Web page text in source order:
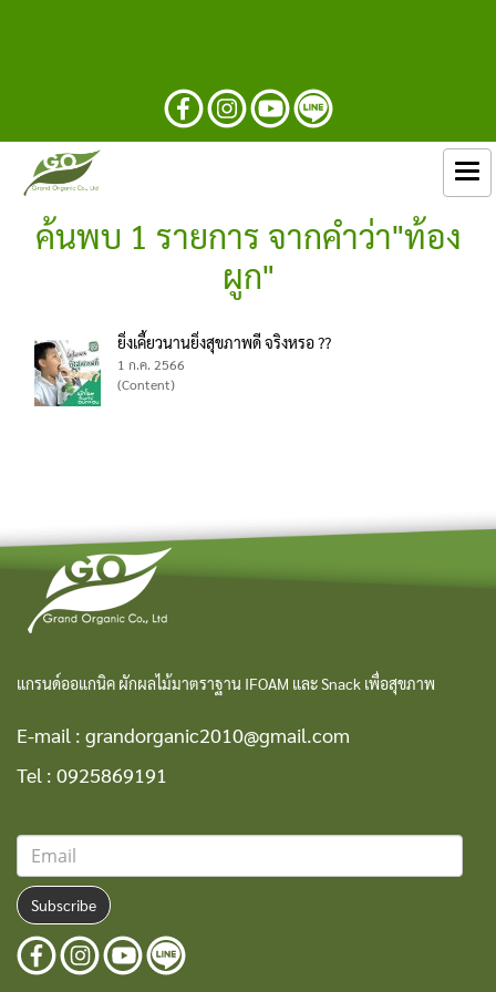
ค้นพบ 1 รายการ จากคำว่า"ท้อง
ผูก"
ยิ่งเคี้ยวนานยิ่งสุขภาพดี จริงหรอ ??
1 ก.ค. 2566
(Content)
แกรนด์ออแกนิค ผักผลไม้มาตราฐาน IFOAM และ Snack เพื่อสุขภาพ
E-mail : grandorganic2010@gmail.com
Tel : 0925869191
Subscribe